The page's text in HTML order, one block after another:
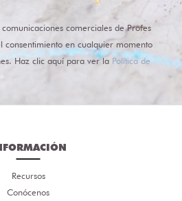
comerciales de Profes
consentimiento en cualquier momento
Haz clic aquí para ver la Política de
Recursos
Conócenos